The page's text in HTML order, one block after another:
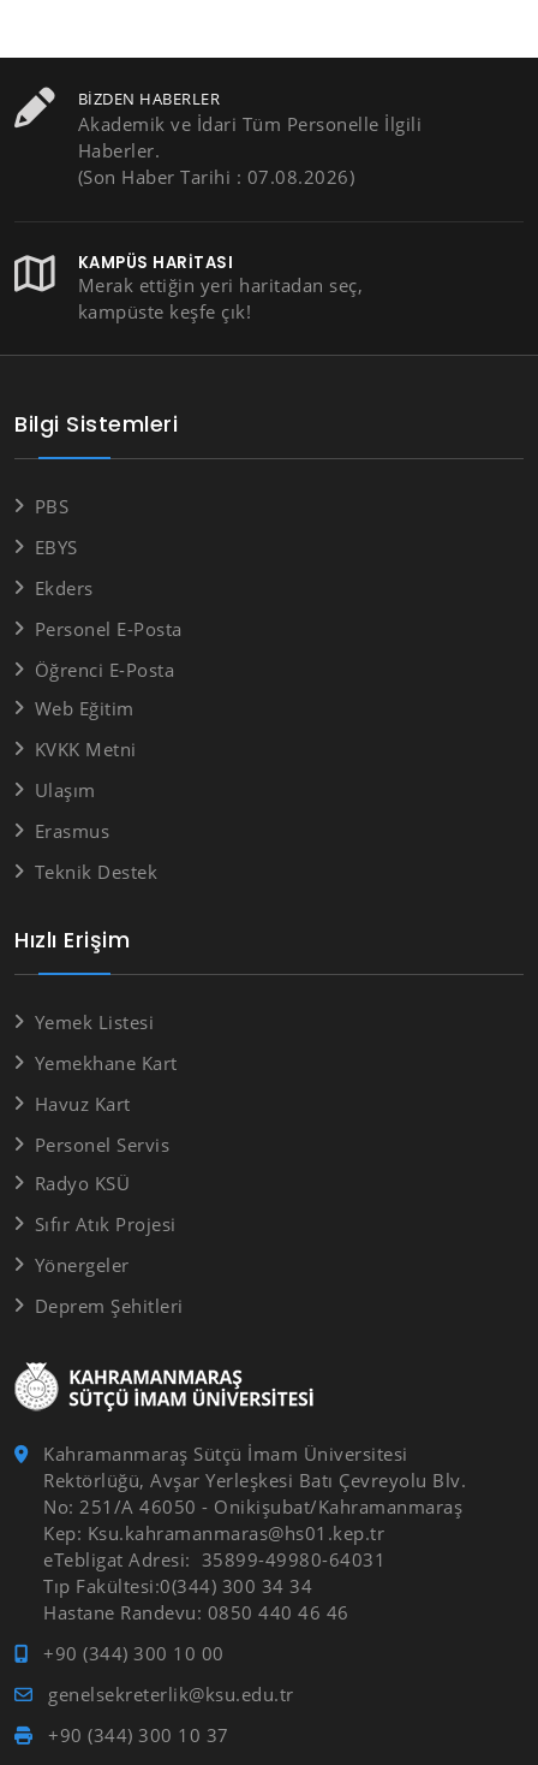
BIZDEN HABERLER
Akademik ve İdari Tüm Personelle İlgili
Haberler.
(Son Haber Tarihi : 07.08.2026)
KAMPÜS HARITASI
Merak ettiğin yeri haritadan seç,
kampüste keşfe çık!
Kahramanmaraş Sütçü İmam Üniversitesi
Rektörlüğü, Avşar Yerleşkesi Batı Çevreyolu Blv.
No: 251/A 46050 - Onikişubat/Kahramanmaraş
Kep: Ksu.kahramanmaras@hs01.kep.tr
eTebligat Adresi: 35899-49980-64031
Tıp Fakültesi:0(344) 300 34 34
Hastane Randevu: 0850 440 46 46
+90 (344) 300 10 00
genelsekreterlik@ksu.edu.tr
+90 (344) 300 10 37
Hızlı Erişim
Yemek Listesi
Yemekhane Kart
Havuz Kart
Personel Servis
Radyo KSÜ
Sıfır Atık Projesi
Yönergeler
Deprem Şehitleri
Bilgi Sistemleri
PBS
EBYS
Ekders
Personel E-Posta
Öğrenci E-Posta
Web Eğitim
KVKK Metni
Ulaşım
Erasmus
Teknik Destek